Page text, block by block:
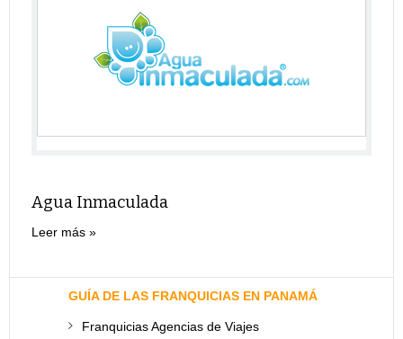
Agua Inmaculada
Leer más
GUÍA DE LAS FRANQUICIAS EN PANAMÁ
Franquicias Agencias de Viajes